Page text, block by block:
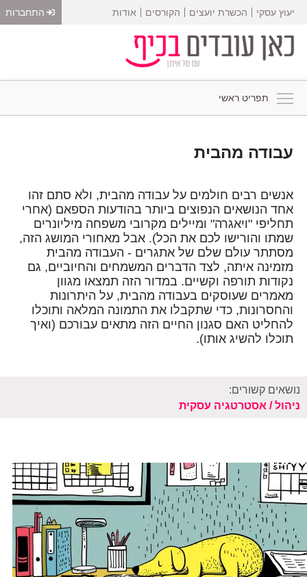
יעוץ עסקי הכשרת יועצים הקורסים אודות התחברות
תפריט ראשי
עבודה מהבית
אנשים רבים חולמים על עבודה מהבית, ולא סתם זהו
אחד הנושאים הנפוצים ביותר בהודעות הספאם (אחרי
תחליפי "ויאגרה" ומיילים מקרובי משפחה מיליונרים
שמתו והורישו לכם את הכל). אבל מאחורי המושג הזה,
מסתתר עולם שלם של אתגרים - העבודה מהבית
מזמינה איתה, לצד הדברים המשמחים והחיוביים, גם
נקודות תורפה וקשיים. במדור הזה תמצאו מגוון
מאמרים שעוסקים בעבודה מהבית, על היתרונות
והחסרונות, כדי שתקבלו את התמונה המלאה ותוכלו
להחליט האם סגנון החיים הזה מתאים עבורכם (ואיך
תוכלו להשיג אותו).
נושאים קשורים:
ניהול / אסטרטגיה עסקית